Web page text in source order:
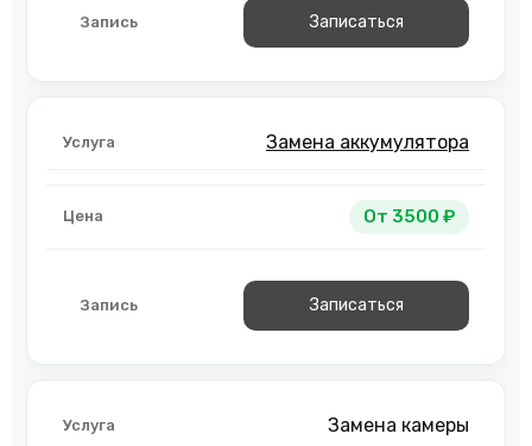
Записаться
Замена аккумулятора
От 3500 ₽
Записаться
Замена камеры